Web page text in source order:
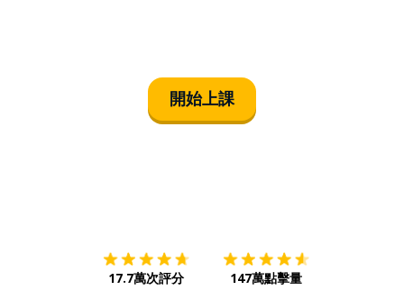
開始上課
17.7萬次評分 147萬點擊量